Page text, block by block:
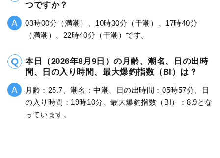
つですか？
03時00分（満潮）、10時30分（干潮）、17時40分
（満潮）、22時40分（干潮）です。
本日（2026年8月9日）の月齢、潮名、日の出時
間、日の入り時間、最大爆釣指数（BI）は？
月齢：25.7、潮名：中潮、日の出時間：05時57分、日
の入り時間：19時10分、最大爆釣指数（BI）：8.9とな
っています。